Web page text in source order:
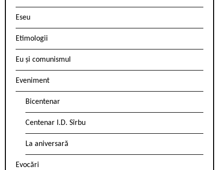
Eseu
Etimologii
Eu și comunismul
Eveniment
Bicentenar
Centenar I.D. Sîrbu
La aniversară
Evocări